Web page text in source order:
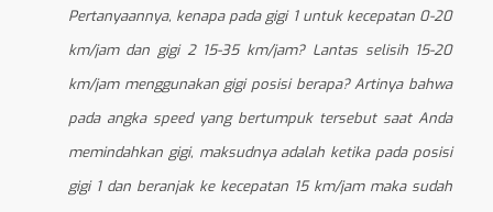
Pertanyaannya, kenapa pada gigi 1 untuk kecepatan 0-20
km/jam dan gigi 2 15-35 km/jam? Lantas selisih 15-20
km/jam menggunakan gigi posisi berapa? Artinya bahwa
pada angka speed yang bertumpuk tersebut saat Anda
memindahkan gigi, maksudnya adalah ketika pada posisi
gigi 1 dan beranjak ke kecepatan 15 km/jam maka sudah